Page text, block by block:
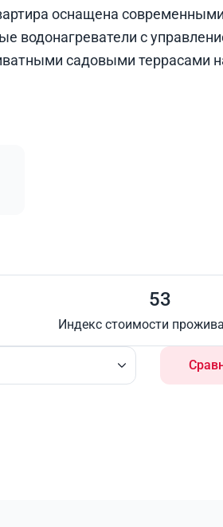
оснащена современными
водонагреватели с
садовыми террасами
53
Индекс стоимости